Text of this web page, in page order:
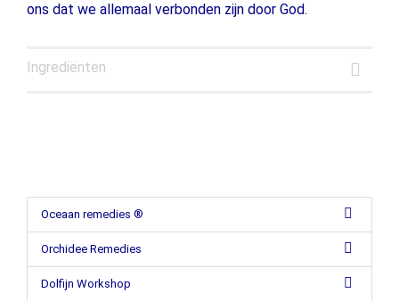
ons dat we allemaal verbonden zijn door God.
Ingrediënten
Oceaan remedies ®
Orchidee Remedies
Dolfijn Workshop